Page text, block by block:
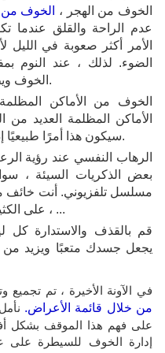
الخوف من الهجر ،
الخوف من
عدم الراحة والقلق عندما
الأمر أكثر صعوبة في الليل
الضوء. لذلك ، عند النوم
الخوف ويطارد النفس على المدى الطويل.
الخوف من الأماكن
الأماكن المظلمة العديد من
سيكون هذا أمرًا طبيعيًا إذا كنت صغيرًا أو كبيرًا في السن.
الرهاب النفسي عند رؤية
بعض الذكريات السيئة ،
مسلسل تلفزيوني. أنت خائف
على الكثير من التفاصيل الدرامية ، والدم ، ...
قم بالقذف والاستدارة كل
يجعل جسدك متعبًا ويزيد
في الآونة الأخيرة ، تم
من خلال قائمة الأعراض.
على فهم هذا الموقف بشكل
إدارة الخوف للسيطرة على